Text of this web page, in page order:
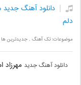
دانلود آهنگ جدید
دلم
موضوعات:تک آهنگ ,جدیدترین ها
دانلود آهنگ جدید مهرزاد